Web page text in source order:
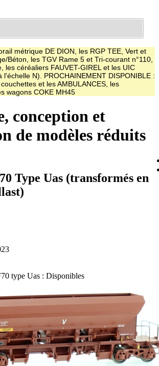
métrique DE DION, les RGP TEE, Vert et
Béton, les TGV Rame 5 et Tri-courant n°110,
les céréaliers FAUVET-GIREL et les UIC
N). PROCHAINEMENT DISPONIBLE :
et les AMBULANCES, les
wagons COKE MH45
conception et
de modèles réduits
Type Uas (transformés en
type Uas : Disponibles